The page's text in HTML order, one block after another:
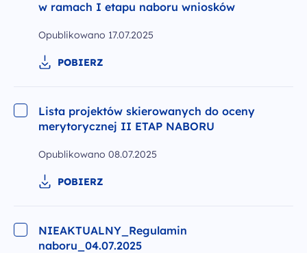
w ramach I etapu naboru wniosków
Opublikowano 17.07.2025
POBIERZ
Lista projektów skierowanych do oceny
merytorycznej II ETAP NABORU
Opublikowano 08.07.2025
POBIERZ
NIEAKTUALNY_Regulamin
naboru_04.07.2025